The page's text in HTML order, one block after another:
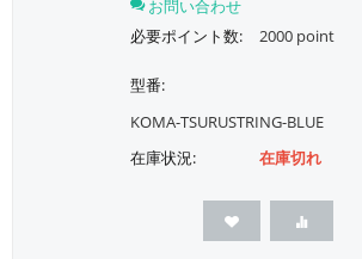
お問い合わせ
必要ポイント数:
2000 point
型番:
KOMA-TSURUSTRING-BLUE
在庫状況:
在庫切れ